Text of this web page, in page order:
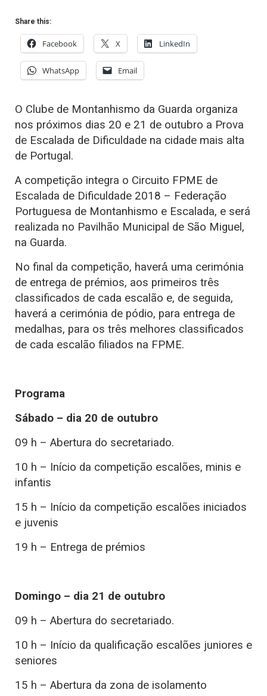
Share this:
Facebook X LinkedIn
WhatsApp Email
O Clube de Montanhismo da Guarda organiza
nos próximos dias 20 e 21 de outubro a Prova
de Escalada de Dificuldade na cidade mais alta
de Portugal.
A competição integra o Circuito FPME de
Escalada de Dificuldade 2018 – Federação
Portuguesa de Montanhismo e Escalada, e será
realizada no Pavilhão Municipal de São Miguel,
na Guarda.
No final da competição, haverá́ uma cerimónia
de entrega de prémios, aos primeiros três
classificados de cada escalão e, de seguida,
haverá a cerimónia de pódio, para entrega de
medalhas, para os três melhores classificados
de cada escalão filiados na FPME.
Programa
Sábado – dia 20 de outubro
09 h – Abertura do secretariado.
10 h – Início da competição escalões, minis e
infantis
15 h – Início da competição escalões iniciados
e juvenis
19 h – Entrega de prémios
Domingo – dia 21 de outubro
09 h – Abertura do secretariado.
10 h – Início da qualificação escalões juniores e
seniores
15 h – Abertura da zona de isolamento